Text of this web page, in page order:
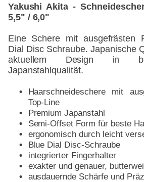
Yakushi Akita -
5,5" / 6,0"
Eine Schere mit ausgefrästen
Dial Disc Schraube. Japanische
aktuellem Design in
Japanstahlqualität.
Haarschneideschere mit
Top-Line
Premium Japanstahl
Semi-Offset Form für beste
ergonomisch durch leicht
Blue Dial Disc-Schraube
integrierter Fingerhalter
exakter und genauer,
ausdauernde Schärfe und